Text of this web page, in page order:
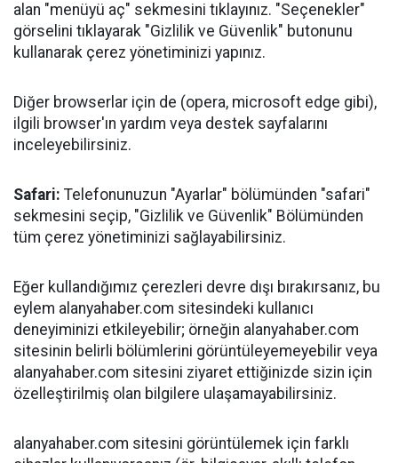
alan "menüyü aç" sekmesini tıklayınız. "Seçenekler"
görselini tıklayarak "Gizlilik ve Güvenlik" butonunu
kullanarak çerez yönetiminizi yapınız.
Diğer browserlar için de (opera, microsoft edge gibi),
ilgili browser'ın yardım veya destek sayfalarını
inceleyebilirsiniz.
Safari: Telefonunuzun "Ayarlar" bölümünden "safari"
sekmesini seçip, "Gizlilik ve Güvenlik" Bölümünden
tüm çerez yönetiminizi sağlayabilirsiniz.
Eğer kullandığımız çerezleri devre dışı bırakırsanız, bu
eylem alanyahaber.com sitesindeki kullanıcı
deneyiminizi etkileyebilir; örneğin alanyahaber.com
sitesinin belirli bölümlerini görüntüleyemeyebilir veya
alanyahaber.com sitesini ziyaret ettiğinizde sizin için
özelleştirilmiş olan bilgilere ulaşamayabilirsiniz.
alanyahaber.com sitesini görüntülemek için farklı